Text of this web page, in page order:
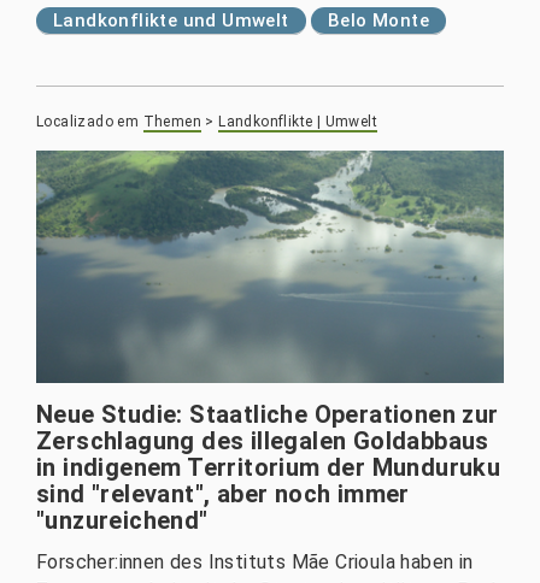
Landkonflikte und Umwelt Belo Monte
Localizado em Themen > Landkonflikte | Umwelt
Neue Studie: Staatliche Operationen zur
Zerschlagung des illegalen Goldabbaus
in indigenem Territorium der Munduruku
sind "relevant", aber noch immer
"unzureichend"
Forscher:innen des Instituts Mãe Crioula haben in